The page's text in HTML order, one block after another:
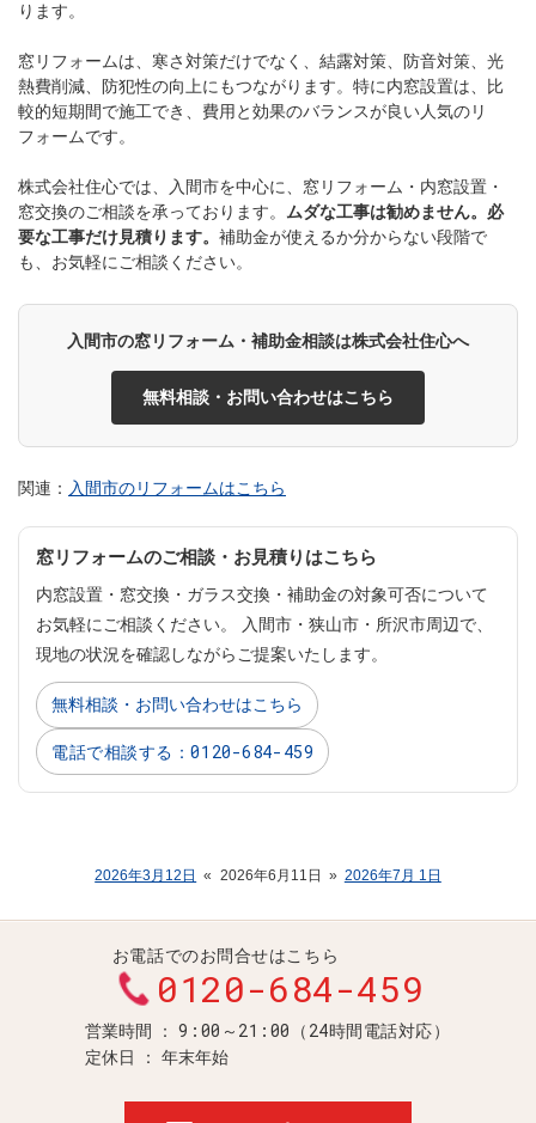
ります。
窓リフォームは、寒さ対策だけでなく、結露対策、防音対策、光
熱費削減、防犯性の向上にもつながります。特に内窓設置は、比
較的短期間で施工でき、費用と効果のバランスが良い人気のリ
フォームです。
株式会社住心では、入間市を中心に、窓リフォーム・内窓設置・
窓交換のご相談を承っております。 ムダな工事は勧めません。必
要な工事だけ見積ります。 補助金が使えるか分からない段階で
も、お気軽にご相談ください。
入間市の窓リフォーム・補助金相談は株式会社住心へ
無料相談・お問い合わせはこちら
関連： 入間市のリフォームはこちら
窓リフォームのご相談・お見積りはこちら
内窓設置・窓交換・ガラス交換・補助金の対象可否について
お気軽にご相談ください。 入間市・狭山市・所沢市周辺で、
現地の状況を確認しながらご提案いたします。
無料相談・お問い合わせはこちら
電話で相談する：0120-684-459
2026年3月12日 « 2026年6月11日 » 2026年7月 1日
お電話でのお問合せはこちら
0120-684-459
営業時間 9:00～21:00（24時間電話対応）
定休日 年末年始